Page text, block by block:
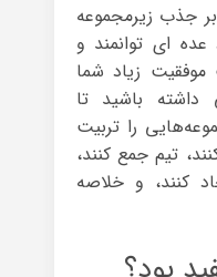
بر جذب زیرمجموعه
عده ای توانمند و
موفقیت زیاد شما
داشته باشید تا
را تربیت
تیم جمع کنند،
کنند، و خلاصه